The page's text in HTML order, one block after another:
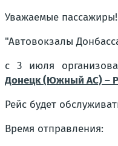
Уважаемые пассажиры!
"Автовокзалы
с 3 июля
Донецк (Южный АС) –
Рейс будет
Время отправления: